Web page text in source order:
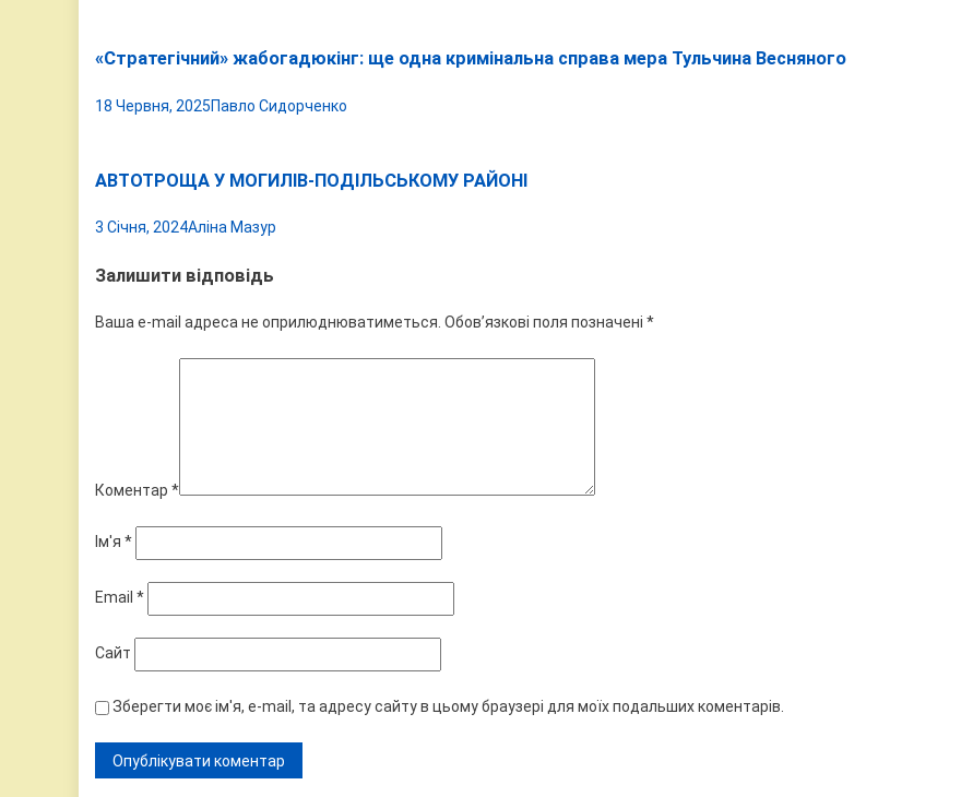
«Стратегічний» жабогадюкінг: ще одна кримінальна справа мера Тульчина Весняного
18 Червня, 2025Павло Сидорченко
АВТОТРОЩА У МОГИЛІВ-ПОДІЛЬСЬКОМУ РАЙОНІ
3 Січня, 2024Аліна Мазур
Залишити відповідь
Ваша e-mail адреса не оприлюднюватиметься. Обов’язкові поля позначені *
Коментар *
Ім'я *
Email *
Сайт
Зберегти моє ім'я, e-mail, та адресу сайту в цьому браузері для моїх подальших коментарів.